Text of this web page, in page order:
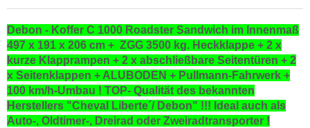
Debon - Koffer C 1000 Roadster Sandwich im Innenmaß
497 x 191 x 206 cm + ZGG 3500 kg. Heckklappe + 2 x
kurze Klapprampen + 2 x abschließbare Seitentüren + 2
x Seitenklappen + ALUBODEN + Pullmann-Fahrwerk +
100 km/h-Umbau ! TOP- Qualität des bekannten
Herstellers "Cheval Liberte´/ Debon" !!! Ideal auch als
Auto-, Oldtimer-, Dreirad oder Zweiradtransporter !